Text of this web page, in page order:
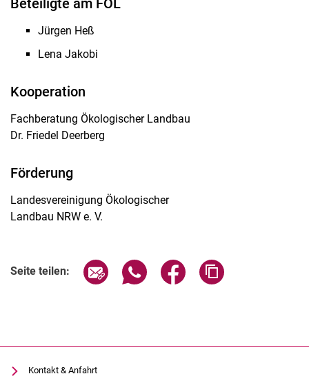
Beteiligte am FÖL
Jürgen Heß
Lena Jakobi
Kooperation
Fachberatung Ökologischer Landbau
Dr. Friedel Deerberg
Förderung
Landesvereinigung Ökologischer
Landbau NRW e. V.
Seite teilen: Seite über E-Mail teilen
Seite über WhatsApp teilen
Seite über Facebook
Kontakt & Anfahrt